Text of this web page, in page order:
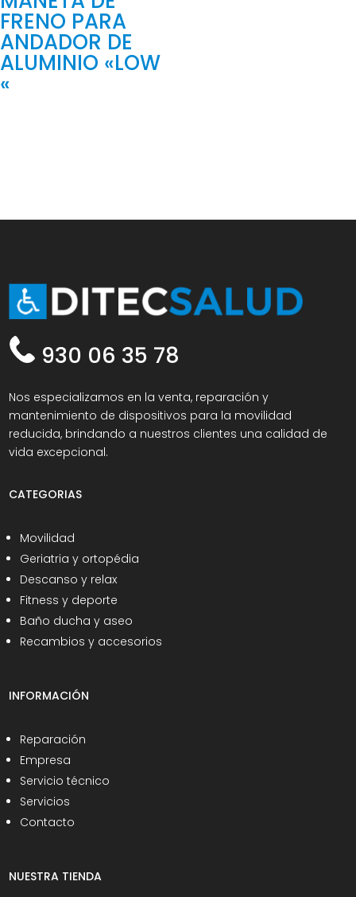
FRENO PARA
ANDADOR DE
ALUMINIO «LOW
«
930 06 35 78
Nos especializamos en la venta, reparación y
mantenimiento de dispositivos para la movilidad
reducida, brindando a nuestros clientes una calidad de
vida excepcional.
CATEGORIAS
Movilidad
Geriatria y ortopédia
Descanso y relax
Fitness y deporte
Baño ducha y aseo
Recambios y accesorios
INFORMACIÓN
Reparación
Empresa
Servicio técnico
Servicios
Contacto
NUESTRA TIENDA